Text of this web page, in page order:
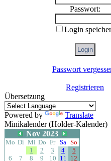
Passwort:
Login
Passwort
Registrieren
Übersetzung
Powered by
Translate
Minikalender (Holder-Kalender)
Nov 2023
Mo Di Mi Do Fr Sa So
1
2 3 4
5
6
7 8 9 10 11 12